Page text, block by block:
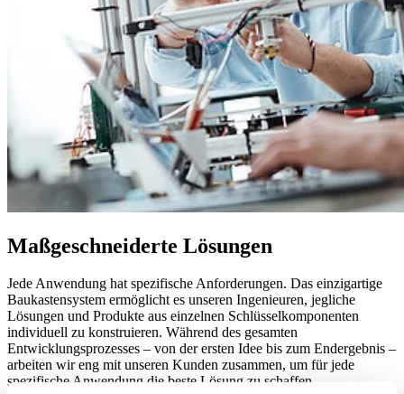
Maßgeschneiderte Lösungen
Jede Anwendung hat spezifische Anforderungen. Das einzigartige
Baukastensystem ermöglicht es unseren Ingenieuren, jegliche
Lösungen und Produkte aus einzelnen Schlüsselkomponenten
individuell zu konstruieren. Während des gesamten
Entwicklungsprozesses – von der ersten Idee bis zum Endergebnis –
arbeiten wir eng mit unseren Kunden zusammen, um für jede
spezifische Anwendung die beste Lösung zu schaffen.